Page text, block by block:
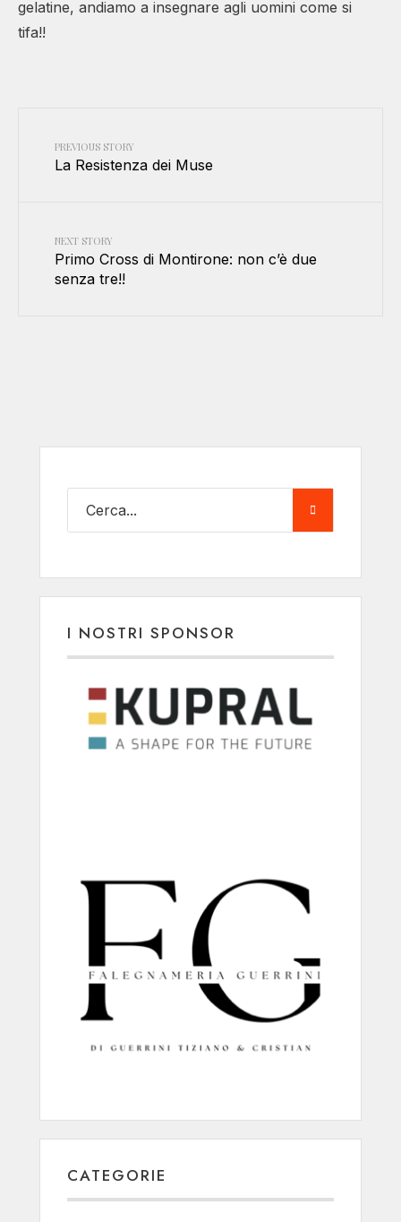
gelatine, andiamo a insegnare agli uomini come si
tifa!!
PREVIOUS STORY
La Resistenza dei Muse
NEXT STORY
Primo Cross di Montirone: non c’è due
senza tre!!
I NOSTRI SPONSOR
CATEGORIE